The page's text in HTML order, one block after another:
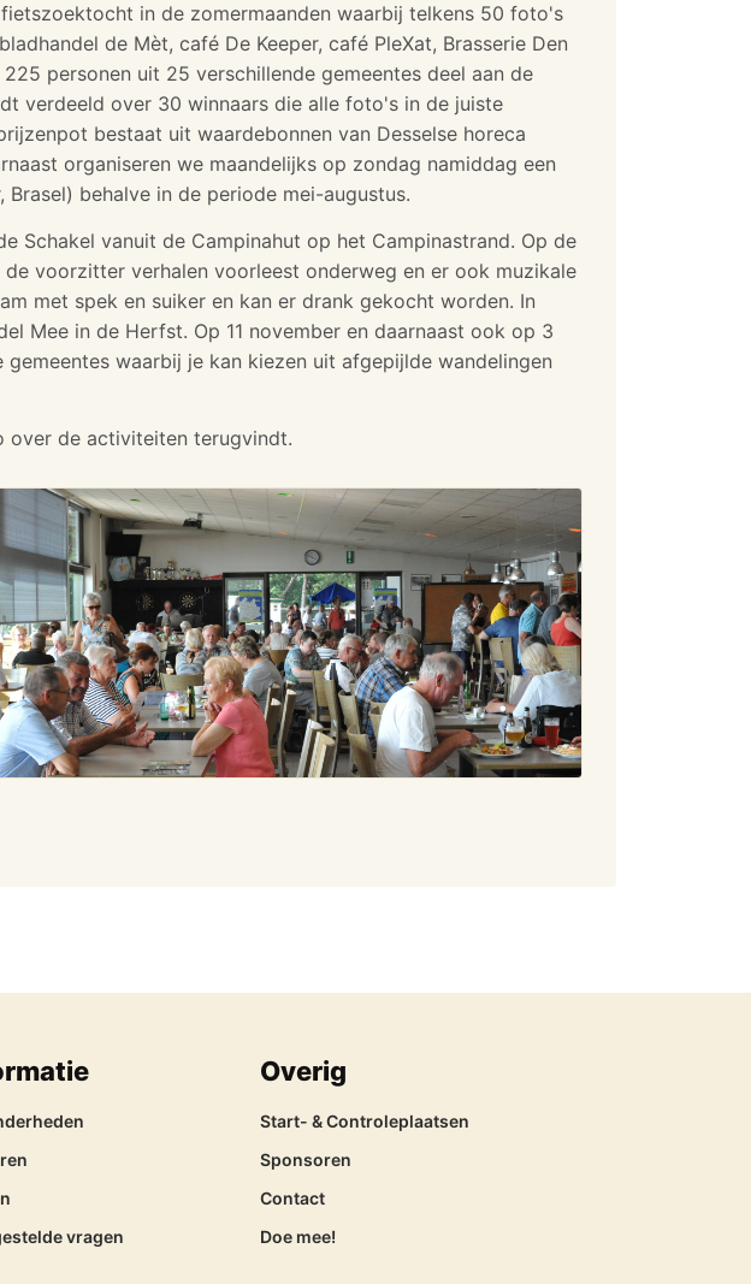
in de zomermaanden waarbij telkens 50 foto's
de Mèt, café De Keeper, café PleXat, Brasserie Den
personen uit 25 verschillende gemeentes deel aan de
verdeeld over 30 winnaars die alle foto's in de juiste
bestaat uit waardebonnen van Desselse horeca
organiseren we maandelijks op zondag namiddag een
behalve in de periode mei-augustus.
Schakel vanuit de Campinahut op het Campinastrand. Op de
voorzitter verhalen voorleest onderweg en er ook muzikale
met spek en suiker en kan er drank gekocht worden. In
Mee in de Herfst. Op 11 november en daarnaast ook op 3
waarbij je kan kiezen uit afgepijlde wandelingen
over de activiteiten terugvindt.
vragen
Overig
Start- & Controleplaatsen
Sponsoren
Contact
Doe mee!